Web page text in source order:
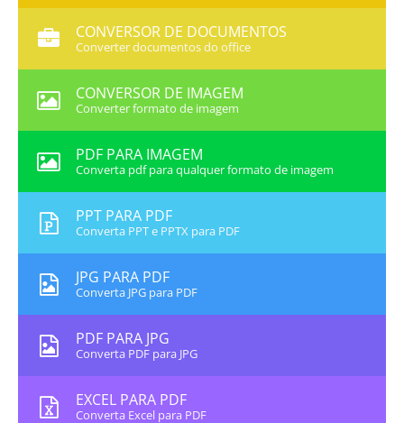
CONVERSOR DE DOCUMENTOS
Converter documentos do office
CONVERSOR DE IMAGEM
Converter formato de imagem
PDF PARA IMAGEM
Converta pdf para qualquer formato de imagem
PPT PARA PDF
Converta PPT e PPTX para PDF
JPG PARA PDF
Converta JPG para PDF
PDF PARA JPG
Converta PDF para JPG
EXCEL PARA PDF
Converta Excel para PDF